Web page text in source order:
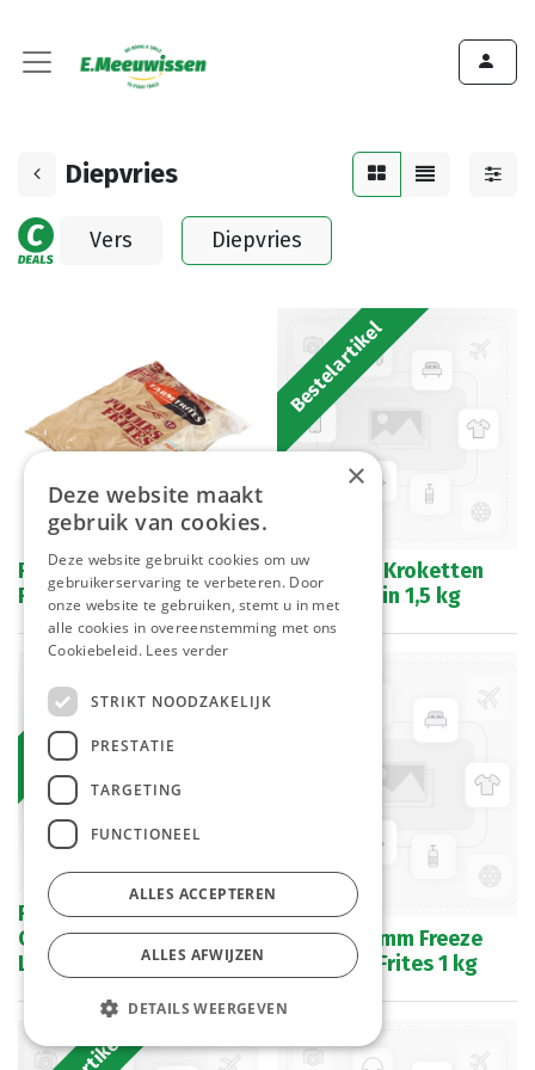
Diepvries
Vers Diepvries
Frieten 10 mm Gastro
Farm Frites 2 x 5 kg
Bestelartikel
Aardappel Kroketten
Mini Mc Cain 1,5 kg
Bestelartikel
Frieten Coated Xtra
Crispy Foodservice
Lutosa 4 x 2,5 kg
Frieten 10 mm Freeze
Chill Farm Frites 1 kg
×
Deze website maakt
gebruik van cookies.
Deze website gebruikt cookies om uw
gebruikerservaring te verbeteren. Door
onze website te gebruiken, stemt u in met
alle cookies in overeenstemming met ons
Cookiebeleid. Lees verder
STRIKT NOODZAKELIJK
PRESTATIE
TARGETING
FUNCTIONEEL
ALLES ACCEPTEREN
ALLES AFWIJZEN
DETAILS WEERGEVEN